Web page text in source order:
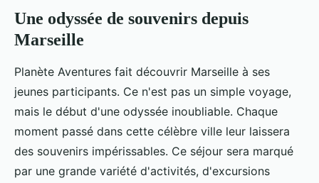
Une odyssée de souvenirs depuis
Marseille
Planète Aventures fait découvrir Marseille à ses
jeunes participants. Ce n'est pas un simple voyage,
mais le début d'une odyssée inoubliable. Chaque
moment passé dans cette célèbre ville leur laissera
des souvenirs impérissables. Ce séjour sera marqué
par une grande variété d'activités, d'excursions